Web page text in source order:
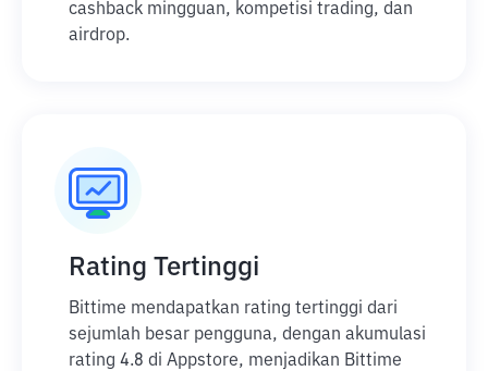
cashback mingguan, kompetisi trading, dan
airdrop.
Rating Tertinggi
Bittime mendapatkan rating tertinggi dari
sejumlah besar pengguna, dengan akumulasi
rating 4.8 di Appstore, menjadikan Bittime